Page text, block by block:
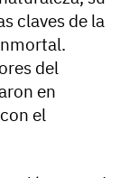
claves de la
del
en
el